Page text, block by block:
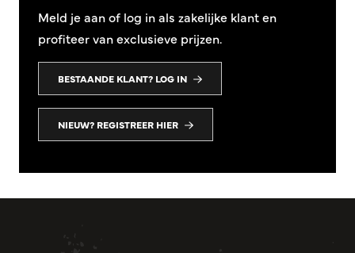
Meld je aan of log in als zakelijke klant en
profiteer van exclusieve prijzen.
BESTAANDE KLANT? LOG IN
NIEUW? REGISTREER HIER